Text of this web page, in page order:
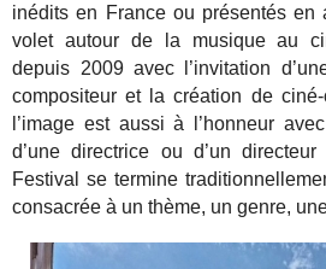
inédits en France ou présentés en
volet autour de la musique au
depuis 2009 avec l’invitation
compositeur et la création de
l’image est aussi à l’honneur
d’une directrice ou d’un
Festival se termine
consacrée à un thème, un genre,